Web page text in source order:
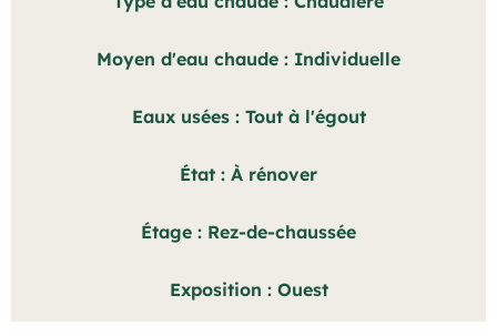
Moyen d'eau chaude Individuelle
Eaux usées Tout à l'égout
État À rénover
Étage Rez-de-chaussée
Exposition Ouest